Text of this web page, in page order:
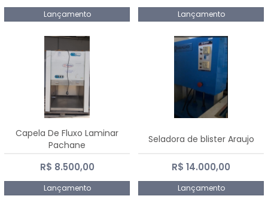
Lançamento Lançamento
Capela De Fluxo Laminar
Pachane
R$ 8.500,00
Lançamento
Seladora de blister Araujo
R$ 14.000,00
Lançamento